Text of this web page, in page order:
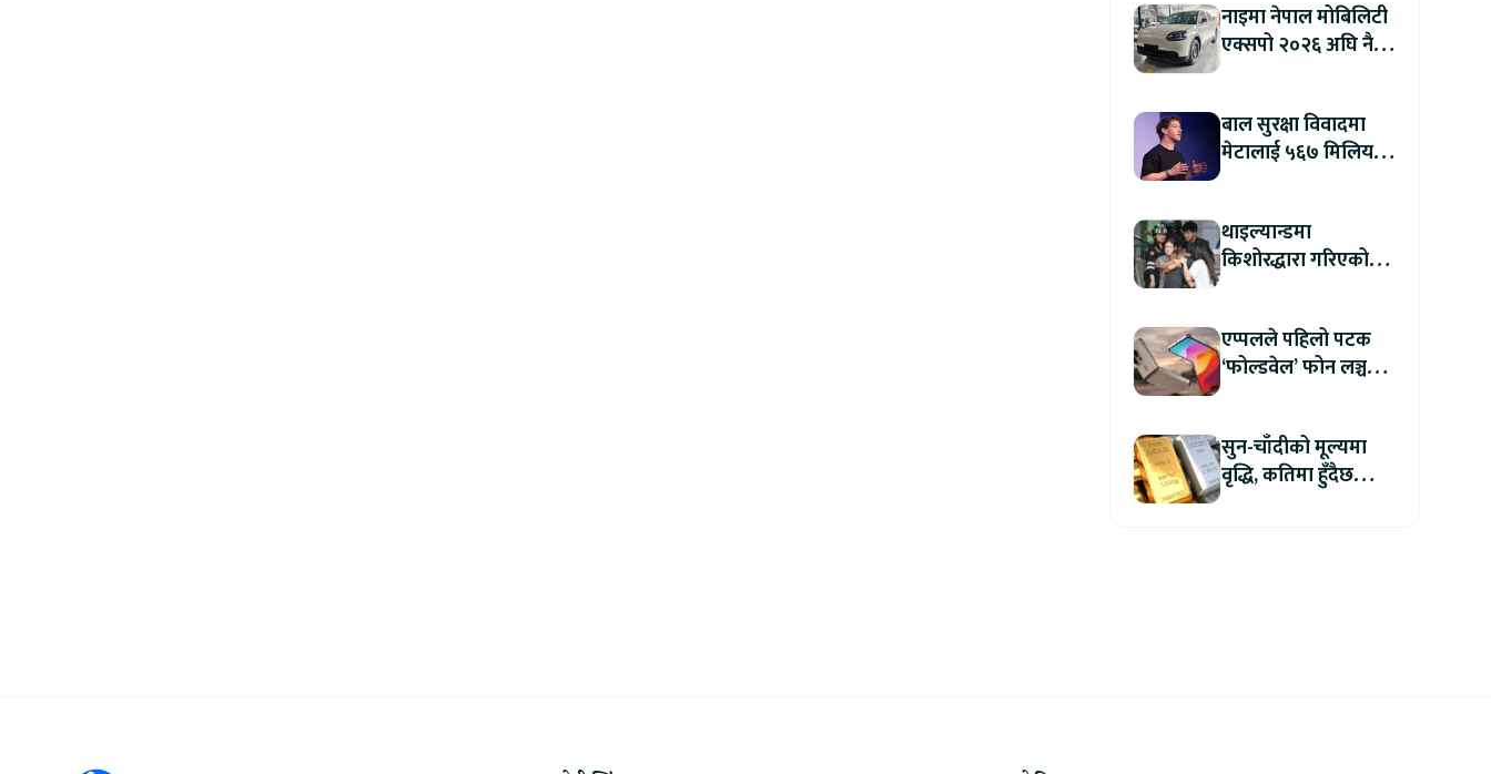
नाइमा नेपाल मोबिलिटी
एक्सपो २०२६ अघि नै
बाल सुरक्षा विवादमा
मेटालाई ५६७ मिलियन
थाइल्यान्डमा
किशोरद्धारा गरिएको
एप्पलले पहिलो पटक
‘फोल्डवेल’ फोन लञ्च
सुन-चाँदीको मूल्यमा
वृद्धि, कतिमा हुँदैछ